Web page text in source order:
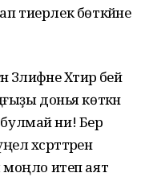
тиерлек бөткәйне
Хәтирә әбей
донья көткән
булмай ни! Бер
хәсрәттәрен
итеп аят